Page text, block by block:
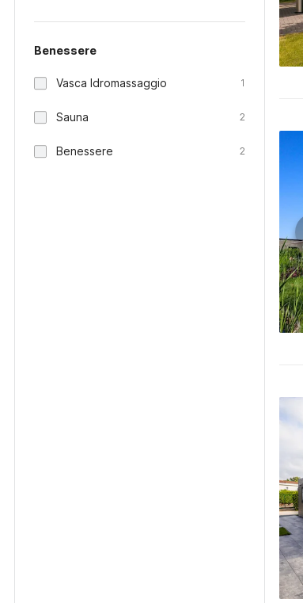
Benessere
Vasca Idromassaggio 1
Sauna 2
Benessere 2